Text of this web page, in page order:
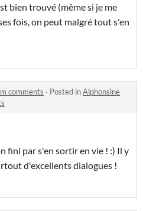
bien trouvé (même si je me
fois, on peut malgré tout s'en
comments · Posted inAlphonsine
fini par s'en sortir en vie ! :) Il y
d'excellents dialogues !